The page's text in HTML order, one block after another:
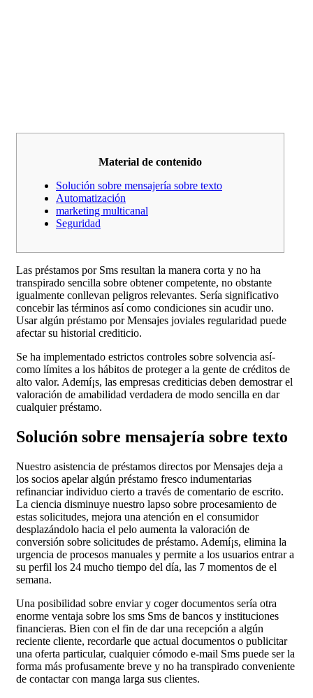
Material de contenido
Solución sobre mensajería sobre texto
Automatización
marketing multicanal
Seguridad
Las préstamos por Sms resultan la manera corta y no ha
transpirado sencilla sobre obtener competente, no obstante
igualmente conllevan peligros relevantes. Serí­a significativo
concebir las términos así­ como condiciones sin acudir uno.
Usar algún préstamo por Mensajes joviales regularidad puede
afectar su historial crediticio.
Se ha implementado estrictos controles sobre solvencia así­
como límites a los hábitos de proteger a la gente de créditos de
alto valor. Ademí¡s, las empresas crediticias deben demostrar el
valoración de amabilidad verdadera de modo sencilla en dar
cualquier préstamo.
Solución sobre mensajería sobre texto
Nuestro asistencia de préstamos directos por Mensajes deja a
los socios apelar algún préstamo fresco indumentarias
refinanciar individuo cierto a través de comentario de escrito.
La ciencia disminuye nuestro lapso sobre procesamiento de
estas solicitudes, mejora una atención en el consumidor
desplazándolo hacia el pelo aumenta la valoración de
conversión sobre solicitudes de préstamo. Ademí¡s, elimina la
urgencia de procesos manuales y permite a los usuarios entrar a
su perfil los 24 mucho tiempo del día, las 7 momentos de el
semana.
Una posibilidad sobre enviar y coger documentos serí­a otra
enorme ventaja sobre los sms Sms de bancos y instituciones
financieras. Bien con el fin de dar una recepción a algún
reciente cliente, recordarle que actual documentos o publicitar
una oferta particular, cualquier cómodo e-mail Sms puede ser la
forma más profusamente breve y no ha transpirado conveniente
de contactar con manga larga sus clientes.